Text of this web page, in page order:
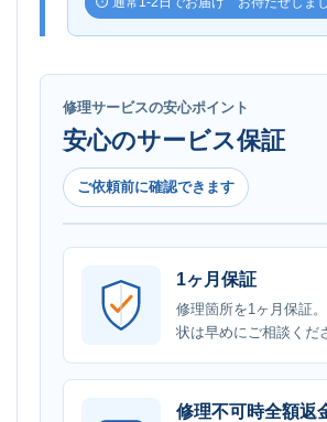
修理サービスの安心ポイント
安心のサービス保証
ご依頼前に確認できます
1ヶ月保証
修理箇所を1ヶ月保証
状は早めにご相談くだ
修理不可時全額返